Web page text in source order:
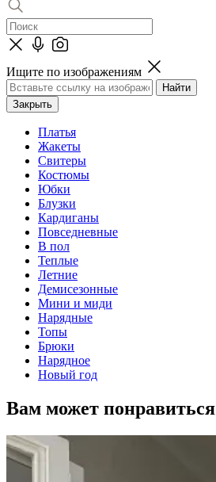
Ищите по изображениям
Закрыть
Платья
Жакеты
Свитеры
Костюмы
Юбки
Блузки
Кардиганы
Повседневные
В пол
Теплые
Летние
Демисезонные
Мини и миди
Нарядные
Топы
Брюки
Нарядное
Новый год
Вам может понравиться